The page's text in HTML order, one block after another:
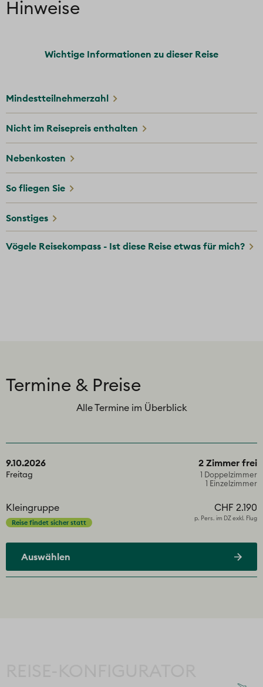
Termine & Preise
Alle Termine im Überblick
9.10.2026
Freitag
Kleingruppe
Reise findet sicher statt
2 Zimmer frei
1 Doppelzimmer
1 Einzelzimmer
CHF 2.190
p. Pers. im DZ exkl. Flug
Auswählen
Hinweise
Wichtige Informationen zu dieser Reise
Mindestteilnehmerzahl
Nicht im Reisepreis enthalten
Nebenkosten
So fliegen Sie
Sonstiges
Vögele Reisekompass - Ist diese Reise etwas für mich?